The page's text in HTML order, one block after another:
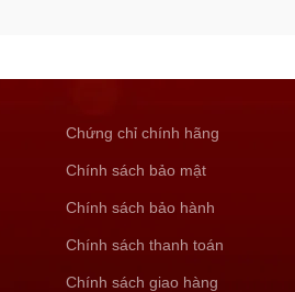
Chứng chỉ chính hãng
Chính sách bảo mật
Chính sách bảo hành
Chính sách thanh toán
Chính sách giao hàng